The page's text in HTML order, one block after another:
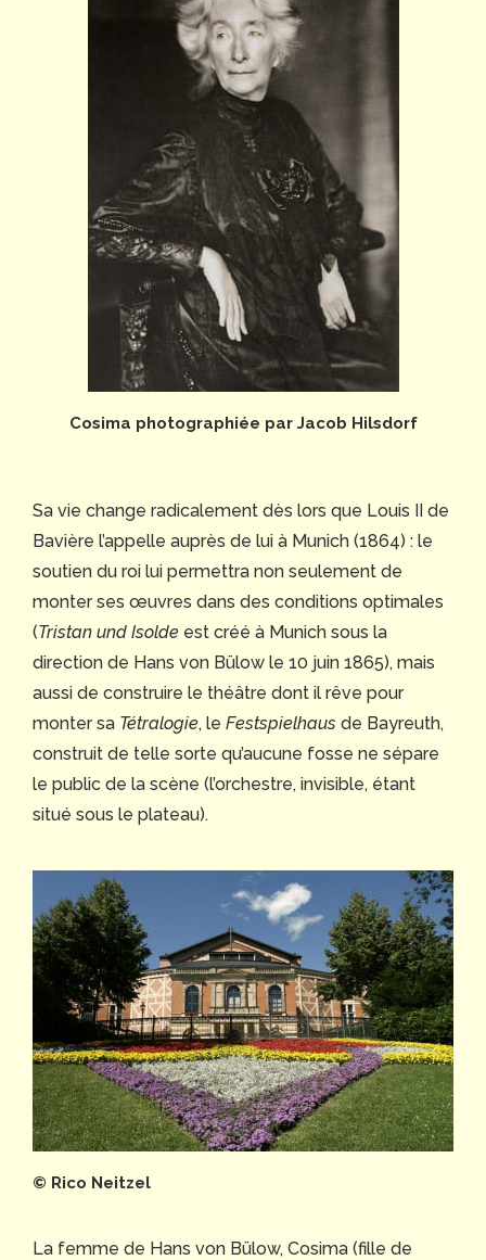
Cosima photographiée par Jacob Hilsdorf
Sa vie change radicalement dès lors que Louis II de
Bavière l’appelle auprès de lui à Munich (1864) : le
soutien du roi lui permettra non seulement de
monter ses œuvres dans des conditions optimales
(Tristan und Isolde est créé à Munich sous la
direction de Hans von Bülow le 10 juin 1865), mais
aussi de construire le théâtre dont il rêve pour
monter sa Tétralogie, le Festspielhaus de Bayreuth,
construit de telle sorte qu’aucune fosse ne sépare
le public de la scène (l’orchestre, invisible, étant
situé sous le plateau).
© Rico Neitzel
La femme de Hans von Bülow, Cosima (fille de